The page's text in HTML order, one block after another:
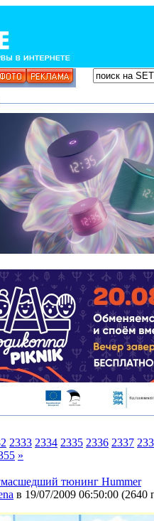
2333 2334 2335 2336 2337
»
тюнинг Hummer
в 19/07/2009 06:50:00 (2640